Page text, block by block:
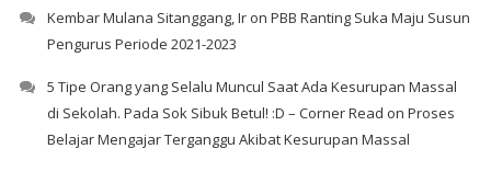
Kembar Mulana Sitanggang, Iron PBB Ranting Suka Maju Susun
Pengurus Periode 2021-2023
5 Tipe Orang yang Selalu Muncul Saat Ada Kesurupan Massal
di Sekolah. Pada Sok Sibuk Betul! :D – Corner Read on Proses
Belajar Mengajar Terganggu Akibat Kesurupan Massal